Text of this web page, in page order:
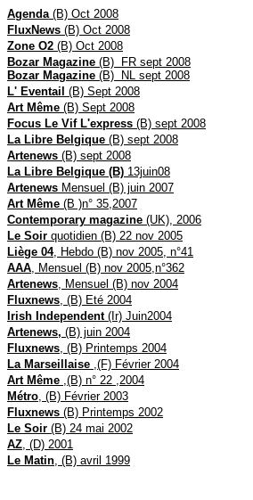
Agenda(B) Oct 2008
FluxNews (B) Oct 2008
Zone O2 (B) Oct 2008
Bozar Magazine (B)
FR sept 2008
Bozar Magazine (B)
NL sept 2008
L' Eventail (B) Sept 2008
Art Même (B) Sept 2008
Focus Le Vif L'express (B) sept 2008
La Libre Belgique (B) sept 2008
Artenews (B) sept 2008
La Libre Belgique (B) 13juin08
Artenews Mensuel (B) juin 2007
Art Même (B )n° 35,2007
Contemporary magazine (UK), 2006
Le Soir quotidien (B) 22 nov 2005
Liège 04, Hebdo (B) nov 2005, n°41
AAA, Mensuel (B) nov 2005,n°362
Artenews, Mensuel (B) nov 2004
Fluxnews, (B) Eté 2004
Irish Independent(Ir) Juin2004
Artenews, (B) juin 2004
Fluxnews, (B) Printemps 2004
La Marseillaise ,(F) Février 2004
Art Même ,(B) n° 22 ,2004
Métro, (B) Février 2003
Fluxnews (B) Printemps 2002
Le Soir (B) 24 mai 2002
AZ, (D) 2001
Le Matin, (B) avril 1999